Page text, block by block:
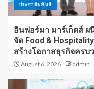
ประชาสัมพันธ์
อินฟอร์มา มาร์เก็ตส์ ผ
จัด Food &
สร้างโอกาสธุรกิจครบ
August 6, 2026 admin